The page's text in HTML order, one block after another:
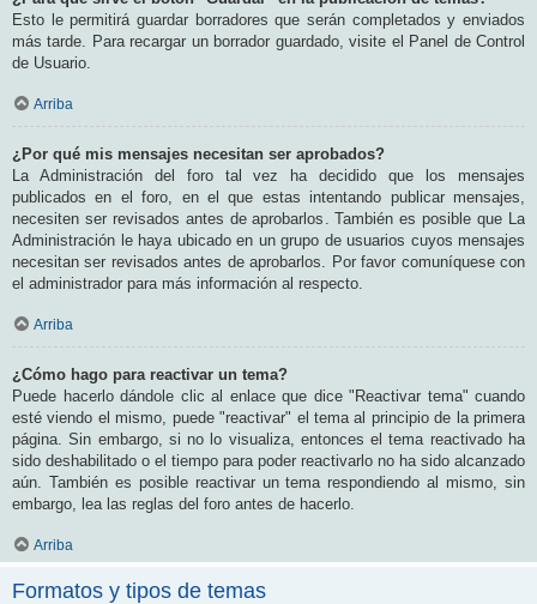
Esto le permitirá guardar borradores que serán completados y enviados
más tarde. Para recargar un borrador guardado, visite el Panel de Control
de Usuario.
Arriba
¿Por qué mis mensajes necesitan ser aprobados?
La Administración del foro tal vez ha decidido que los mensajes
publicados en el foro, en el que estas intentando publicar mensajes,
necesiten ser revisados antes de aprobarlos. También es posible que La
Administración le haya ubicado en un grupo de usuarios cuyos mensajes
necesitan ser revisados antes de aprobarlos. Por favor comuníquese con
el administrador para más información al respecto.
Arriba
¿Cómo hago para reactivar un tema?
Puede hacerlo dándole clic al enlace que dice "Reactivar tema" cuando
esté viendo el mismo, puede "reactivar" el tema al principio de la primera
página. Sin embargo, si no lo visualiza, entonces el tema reactivado ha
sido deshabilitado o el tiempo para poder reactivarlo no ha sido alcanzado
aún. También es posible reactivar un tema respondiendo al mismo, sin
embargo, lea las reglas del foro antes de hacerlo.
Arriba
Formatos y tipos de temas